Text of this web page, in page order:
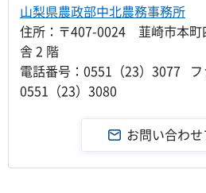
山梨県農政部中北農務事務所
住所：〒407-0024 韮崎市本町
舎 2 階
電話番号：0551（23）3077 フ
0551（23）3080